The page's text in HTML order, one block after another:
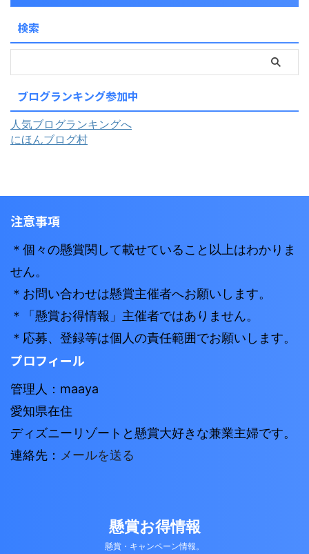
検索
ブログランキング参加中
人気ブログランキングへ
にほんブログ村
注意事項
＊個々の懸賞関して載せていること以上はわかりま
せん。
＊お問い合わせは懸賞主催者へお願いします。
＊「懸賞お得情報」主催者ではありません。
＊応募、登録等は個人の責任範囲でお願いします。
プロフィール
管理人：maaya
愛知県在住
ディズニーリゾートと懸賞大好きな兼業主婦です。
連絡先： メールを送る
懸賞お得情報
懸賞・キャンペーン情報。